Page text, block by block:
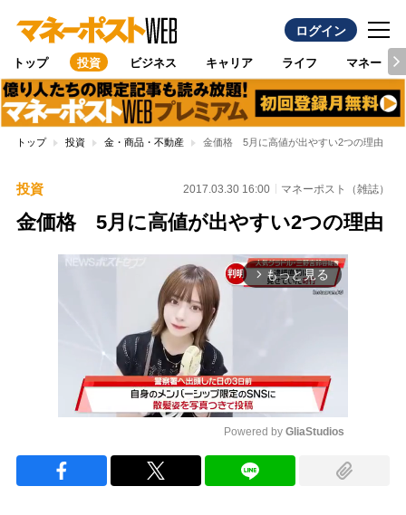
ログイン
トップ 投資 ビジネス キャリア ライフ マネー
トップ 投資 金・商品・不動産 金価格 5月に高値が出やすい2つの理由
投資 2017.03.30 16:00 マネーポスト（雑誌）
金価格 5月に高値が出やすい2つの理由
arrow_forward_ios もっと見る
Powered by GliaStudios